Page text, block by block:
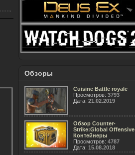
Обзоры
Cuisine Battle royale
Просмотров: 3793
Дата: 21.02.2019
Обзор Counter-
Strike:Global Offensive
Контейнеры
Просмотров: 4787
Дата: 15.08.2018